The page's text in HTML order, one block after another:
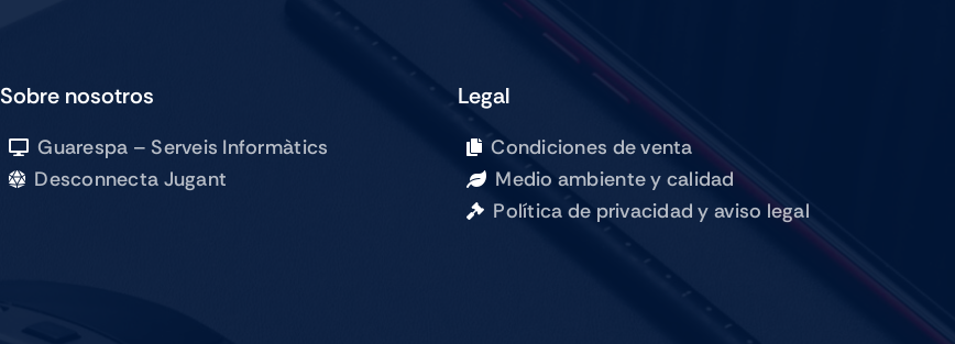
Sobre nosotros
Guarespa – Serveis Informàtics
Desconnecta Jugant
Legal
Condiciones de venta
Medio ambiente y calidad
Política de privacidad y aviso legal